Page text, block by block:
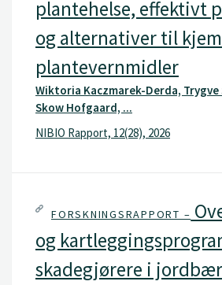
plantehelse, effektivt
og alternativer til
plantevernmidler
Wiktoria Kaczmarek-Derda, Trygve
Skow Hofgaard, ...
NIBIO Rapport, 12(28), 2026
FORSKNINGSRAPPORT –
og
skadegjørere i jordbær